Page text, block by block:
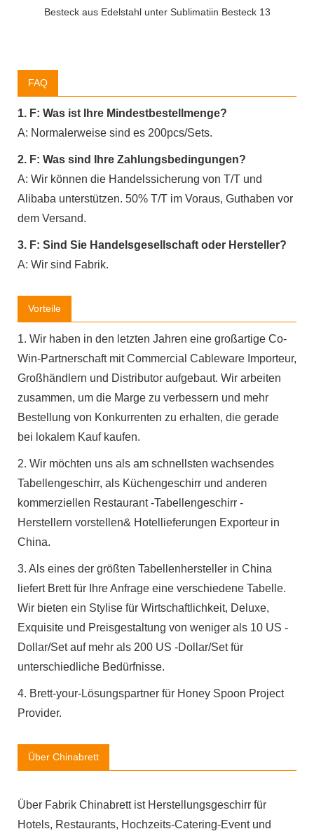
FAQ
1. F: Was ist Ihre Mindestbestellmenge?
A: Normalerweise sind es 200pcs/Sets.
2. F: Was sind Ihre Zahlungsbedingungen?
A: Wir können die Handelssicherung von T/T und
Alibaba unterstützen. 50% T/T im Voraus, Guthaben vor
dem Versand.
3. F: Sind Sie Handelsgesellschaft oder Hersteller?
A: Wir sind Fabrik.
Vorteile
1. Wir haben in den letzten Jahren eine großartige Co-
Win-Partnerschaft mit Commercial Cableware Importeur,
Großhändlern und Distributor aufgebaut. Wir arbeiten
zusammen, um die Marge zu verbessern und mehr
Bestellung von Konkurrenten zu erhalten, die gerade
bei lokalem Kauf kaufen.
2. Wir möchten uns als am schnellsten wachsendes
Tabellengeschirr, als Küchengeschirr und anderen
kommerziellen Restaurant -Tabellengeschirr -
Herstellern vorstellen& Hotellieferungen Exporteur in
China.
3. Als eines der größten Tabellenhersteller in China
liefert Brett für Ihre Anfrage eine verschiedene Tabelle.
Wir bieten ein Stylise für Wirtschaftlichkeit, Deluxe,
Exquisite und Preisgestaltung von weniger als 10 US -
Dollar/Set auf mehr als 200 US -Dollar/Set für
unterschiedliche Bedürfnisse.
4. Brett-your-Lösungspartner für Honey Spoon Project
Provider.
Über Chinabrett
Über Fabrik Chinabrett ist Herstellungsgeschirr für
Hotels, Restaurants, Hochzeits-Catering-Event und